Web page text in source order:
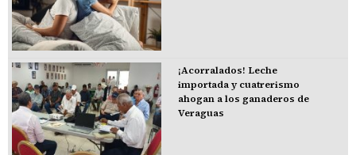
¡Acorralados! Leche
importada y cuatrerismo
ahogan a los ganaderos de
Veraguas